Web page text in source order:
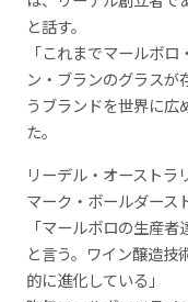
と話す。
「これまでマールボ
ン・ブランのグラスが
うブランドを世界に広
た。
リーデル・オーストラ
マーク・ボールダース
「マールボロの生産
と言う。ワイン醸造
的に進化している」